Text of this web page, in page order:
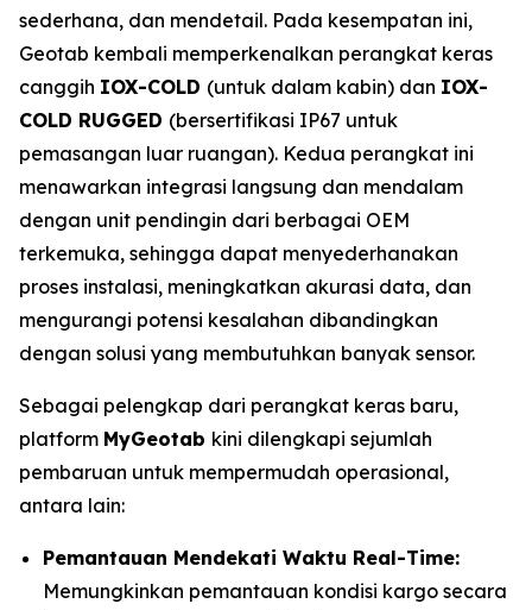
sederhana, dan mendetail. Pada kesempatan ini,
Geotab kembali memperkenalkan perangkat keras
canggih IOX-COLD (untuk dalam kabin) dan IOX-
COLD RUGGED (bersertifikasi IP67 untuk
pemasangan luar ruangan). Kedua perangkat ini
menawarkan integrasi langsung dan mendalam
dengan unit pendingin dari berbagai OEM
terkemuka, sehingga dapat menyederhanakan
proses instalasi, meningkatkan akurasi data, dan
mengurangi potensi kesalahan dibandingkan
dengan solusi yang membutuhkan banyak sensor.
Sebagai pelengkap dari perangkat keras baru,
platform MyGeotab kini dilengkapi sejumlah
pembaruan untuk mempermudah operasional,
antara lain:
Pemantauan Mendekati Waktu Real-Time:
Memungkinkan pemantauan kondisi kargo secara